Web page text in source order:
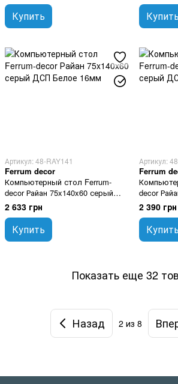
Купить Купить
Артикул: 48-RAY141
Ferrum decor
Компьютерный стол Ferrum-
decor Райан 75x140x60 серый
ДСП Белое 16мм
2 633 грн
Купить
Артикул:
Ferrum
decor
ДСП
2 390 грн
Купить
Показать еще 32
Назад 2 из 8